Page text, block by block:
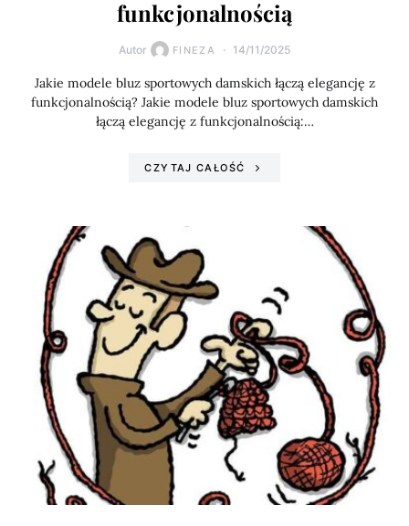
funkcjonalnością
Autor FINEZA 14/11/2025
Jakie modele bluz sportowych damskich łączą elegancję z
funkcjonalnością? Jakie modele bluz sportowych damskich
łączą elegancję z funkcjonalnością:…
CZYTAJ CAŁOŚĆ